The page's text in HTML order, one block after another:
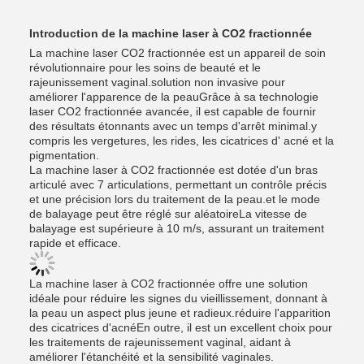
Introduction de la machine laser à CO2 fractionnée
La machine laser CO2 fractionnée est un appareil de soin
révolutionnaire pour les soins de beauté et le
rajeunissement vaginal.solution non invasive pour
améliorer l'apparence de la peauGrâce à sa technologie
laser CO2 fractionnée avancée, il est capable de fournir
des résultats étonnants avec un temps d'arrêt minimal.y
compris les vergetures, les rides, les cicatrices d' acné et la
pigmentation.
La machine laser à CO2 fractionnée est dotée d'un bras
articulé avec 7 articulations, permettant un contrôle précis
et une précision lors du traitement de la peau.et le mode
de balayage peut être réglé sur aléatoireLa vitesse de
balayage est supérieure à 10 m/s, assurant un traitement
rapide et efficace.
La machine laser à CO2 fractionnée offre une solution
idéale pour réduire les signes du vieillissement, donnant à
la peau un aspect plus jeune et radieux.réduire l'apparition
des cicatrices d'acnéEn outre, il est un excellent choix pour
les traitements de rajeunissement vaginal, aidant à
améliorer l'étanchéité et la sensibilité vaginales.